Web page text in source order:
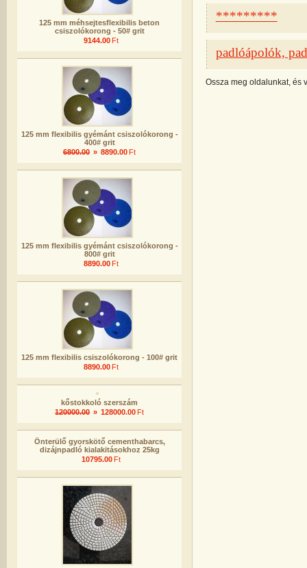
125 mm méhsejtesflexibilis beton
csiszolókorong - 50# grit
9144.00 Ft
125 mm flexibilis gyémánt csiszolókorong -
400# grit
6800.00 » 8890.00 Ft
125 mm flexibilis gyémánt csiszolókorong -
800# grit
8890.00 Ft
125 mm flexibilis csiszolókorong - 100# grit
8890.00 Ft
kőstokkoló szerszám
120000.00 » 128000.00 Ft
Önterülő gyorskötő cementhabarcs,
dizájnpadló kialakitásokhoz 25kg
10795.00 Ft
*********
padlóápolók,
Ossza meg oldalunkat, és